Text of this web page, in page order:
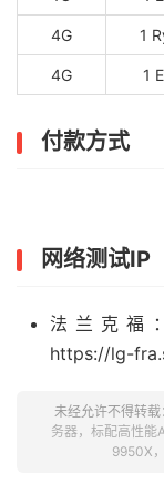
4G 1
4G 1
付款方式
网络测试IP
法兰克福：
https://lg-
未经允许不得转载
务器，标配高性
9950X